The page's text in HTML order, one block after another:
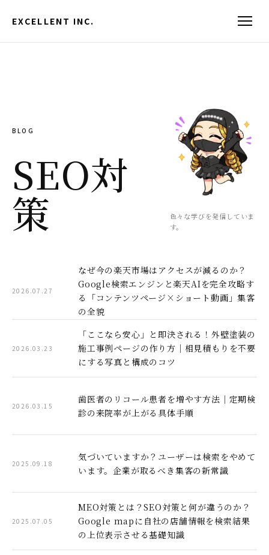
EXCELLENT INC.
BLOG
SEO対
策
色々な学びを発信していま
す。
2026.07.27
なぜ今の楽天市場はアクセスが減るのか？
Google検索エンジンと楽天AIを完全攻略す
る「コンテンツページ×ショート動画」集客
の全貌
2026.03.23
「ここなら安心」と即決される！外壁塗装の
施工事例ページの作り方｜相見積もりを不要
にする写真と構成のコツ
2026.03.15
歯医者のリコール患者を増やす方法｜定期検
診の来院率が上がる具体手順
2025.09.18
気づいていますか？ユーザーは検索をやめて
います。企業が取るべき集客の新常識
2025.07.05
MEO対策とは？SEO対策と何が違うのか？
Google mapに自社の店舗情報を検索結果
の上位表示させる基礎知識